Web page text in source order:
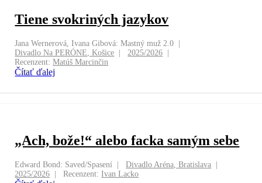
Tiene svokriných jazykov
Jana Wernerová, Ivana Gibová: Mastný muž 2.0
Divadlo Na PERÓNE, Košice
2025/2026
Recenzent:Matúš Marcinčin
Čítať ďalej
„Ach, bože!“ alebo facka samým sebe
Edward Bond: Saved/Spasení
Divadlo Aréna, Bratislava
2025/2026
Recenzent:Ivan Lacko